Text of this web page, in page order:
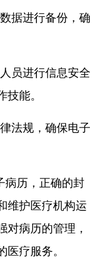
据进行备份，确
员进行信息安全
能。
法规，确保电子
病历，正确的封
维护医疗机构运
对病历的管理，
疗服务。